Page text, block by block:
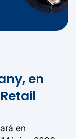
en
en